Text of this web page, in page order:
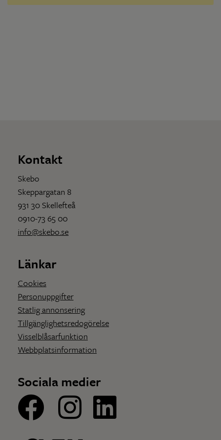
Kontakt
Skebo
Skeppargatan 8
931 30 Skellefteå
0910-73 65 00
info@skebo.se
Länkar
Cookies
Personuppgifter
Statlig annonsering
Tillgänglighetsredogörelse
Visselblåsarfunktion
Webbplatsinformation
Sociala medier